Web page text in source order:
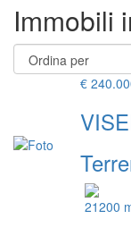
Immobili
€
21200